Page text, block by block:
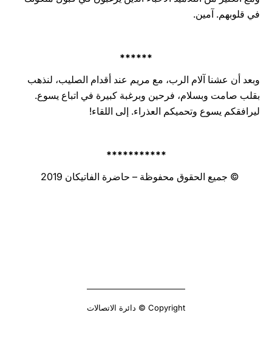
في قلوبهم. آمين.
******
وبعد أن عشنا آلام الرب، مع مريم عند أقدام الصليب، لنذهب
بقلب صامت وبسلام، فرحين وبرغبة كبيرة في اتباع يسوع.
ليرافقكم يسوع وتحميكم العذراء. إلى اللقاء!
***********
© جميع الحقوق محفوظة – حاضرة الفاتيكان 2019
Copyright © دائرة الاتصالات